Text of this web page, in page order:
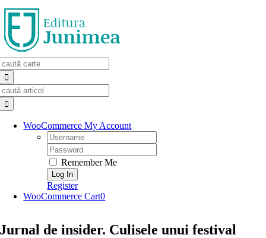
Skip
to
content
WooCommerce My Account
Username:
Password:
Remember Me
Register
WooCommerce Cart0
Jurnal de insider. Culisele unui festival